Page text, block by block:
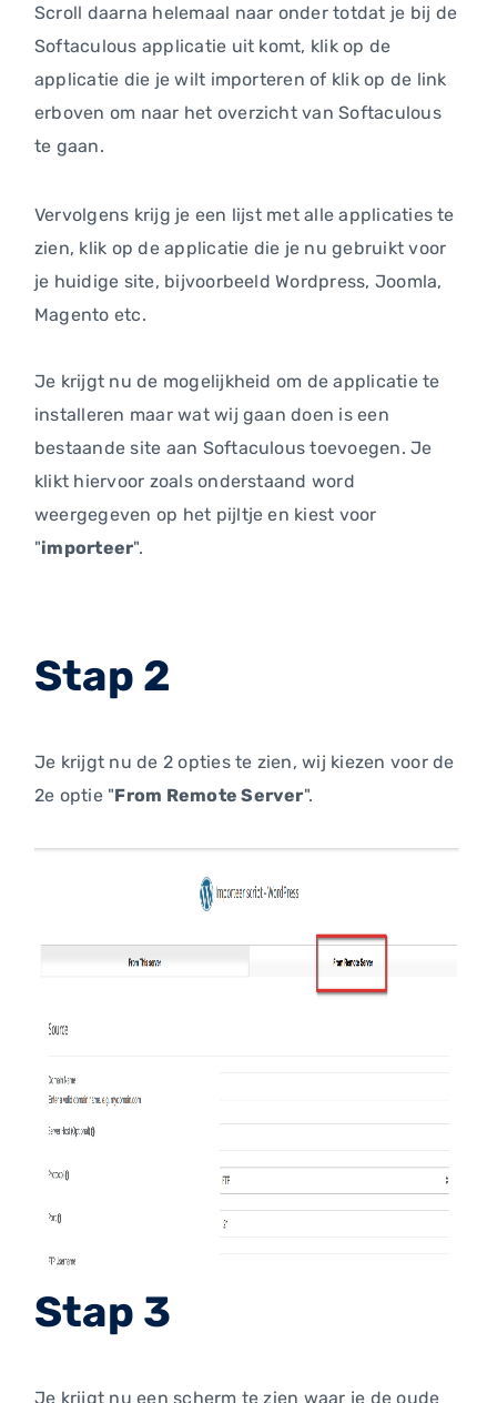
Scroll daarna helemaal naar onder totdat je bij de
Softaculous applicatie uit komt, klik op de
applicatie die je wilt importeren of klik op de link
erboven om naar het overzicht van Softaculous
te gaan.
Vervolgens krijg je een lijst met alle applicaties te
zien, klik op de applicatie die je nu gebruikt voor
je huidige site, bijvoorbeeld Wordpress, Joomla,
Magento etc.
Je krijgt nu de mogelijkheid om de applicatie te
installeren maar wat wij gaan doen is een
bestaande site aan Softaculous toevoegen. Je
klikt hiervoor zoals onderstaand word
weergegeven op het pijltje en kiest voor
"importeer".
Stap 2
Je krijgt nu de 2 opties te zien, wij kiezen voor de
2e optie "From Remote Server".
Stap 3
Je krijgt nu een scherm te zien waar je de oude